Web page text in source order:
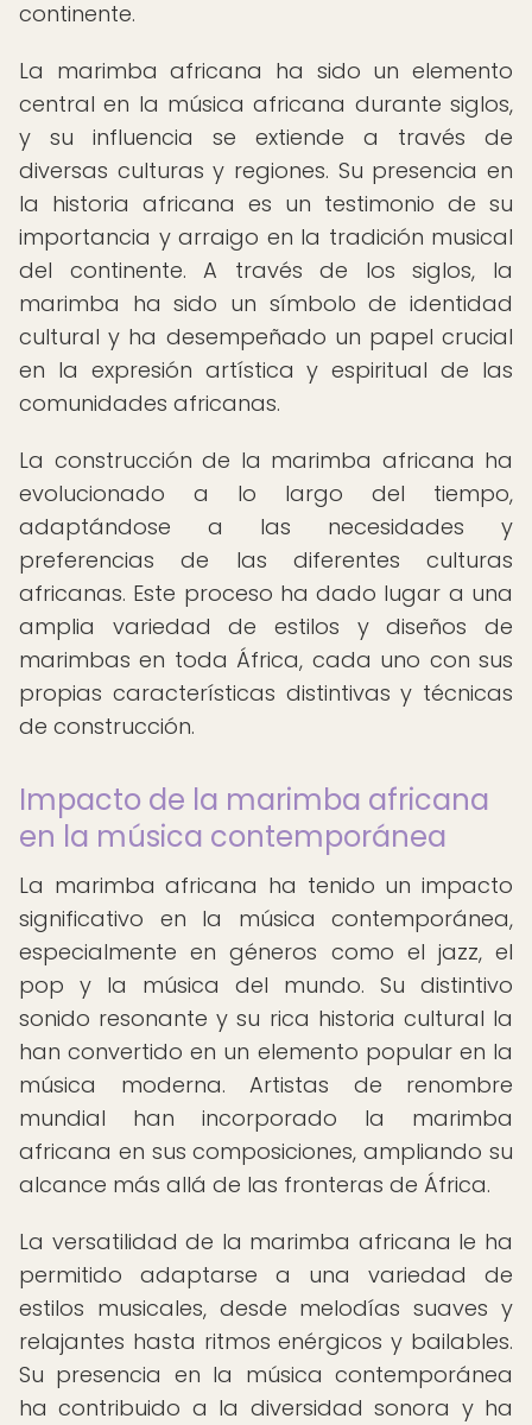
continente.
La marimba africana ha sido un elemento
central en la música africana durante siglos,
y su influencia se extiende a través de
diversas culturas y regiones. Su presencia en
la historia africana es un testimonio de su
importancia y arraigo en la tradición musical
del continente. A través de los siglos, la
marimba ha sido un símbolo de identidad
cultural y ha desempeñado un papel crucial
en la expresión artística y espiritual de las
comunidades africanas.
La construcción de la marimba africana ha
evolucionado a lo largo del tiempo,
adaptándose a las necesidades y
preferencias de las diferentes culturas
africanas. Este proceso ha dado lugar a una
amplia variedad de estilos y diseños de
marimbas en toda África, cada uno con sus
propias características distintivas y técnicas
de construcción.
Impacto de la marimba africana
en la música contemporánea
La marimba africana ha tenido un impacto
significativo en la música contemporánea,
especialmente en géneros como el jazz, el
pop y la música del mundo. Su distintivo
sonido resonante y su rica historia cultural la
han convertido en un elemento popular en la
música moderna. Artistas de renombre
mundial han incorporado la marimba
africana en sus composiciones, ampliando su
alcance más allá de las fronteras de África.
La versatilidad de la marimba africana le ha
permitido adaptarse a una variedad de
estilos musicales, desde melodías suaves y
relajantes hasta ritmos enérgicos y bailables.
Su presencia en la música contemporánea
ha contribuido a la diversidad sonora y ha